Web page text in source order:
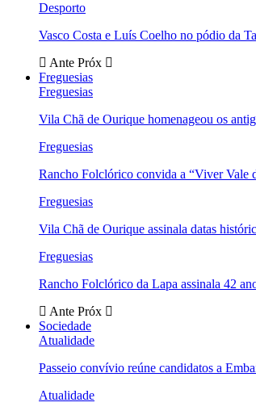
Desporto
Vasco Costa e Luís Coelho no pódio da
Ante Próx
Freguesias
Freguesias
Vila Chã de Ourique homenageou os
Freguesias
Rancho Folclórico convida a “Viver Vale
Freguesias
Vila Chã de Ourique assinala datas
Freguesias
Rancho Folclórico da Lapa assinala 42
Ante Próx
Sociedade
Atualidade
Passeio convívio reúne candidatos a
Atualidade